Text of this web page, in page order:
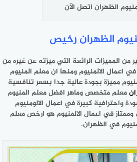
الظهران اتصل الآن
الظهران رخيص
من المميزات الرائعة التي ميزته عن غيره من
اعمال الالمنيوم ومنها ان معلم المنيوم
مميزة بجودة عالية جدا بسعر تنافسية
معلم متخصص وماهر افضل معلم المنيوم
واحترافية كبيرة في اعمال الالومنيوم
في اعمال الالمنيوم هو ارخص معلم
في الظهران.